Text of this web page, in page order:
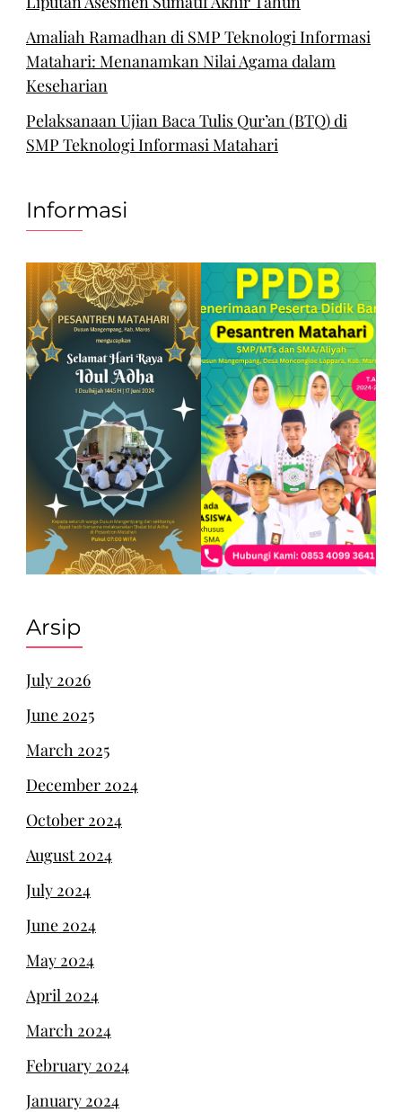
Amaliah Ramadhan di SMP Teknologi Informasi
Matahari: Menanamkan Nilai Agama dalam
Keseharian
Pelaksanaan Ujian Baca Tulis Qur’an (BTQ) di
SMP Teknologi Informasi Matahari
Informasi
Arsip
July 2026
June 2025
March 2025
December 2024
October 2024
August 2024
July 2024
June 2024
May 2024
April 2024
March 2024
February 2024
January 2024